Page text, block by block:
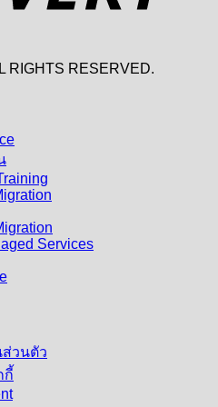
RIGHTS RESERVED.
Services
ส่วนตัว
กี้